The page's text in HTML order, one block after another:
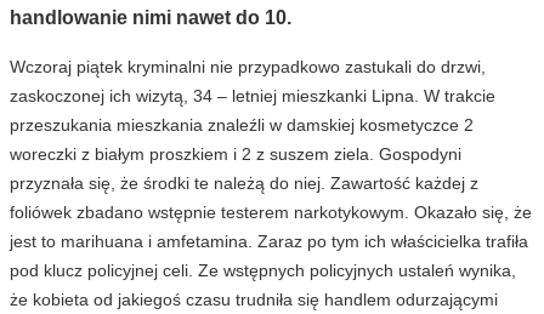
handlowanie nimi nawet do 10.
Wczoraj piątek kryminalni nie przypadkowo zastukali do drzwi,
zaskoczonej ich wizytą, 34 – letniej mieszkanki Lipna. W trakcie
przeszukania mieszkania znaleźli w damskiej kosmetyczce 2
woreczki z białym proszkiem i 2 z suszem ziela. Gospodyni
przyznała się, że środki te należą do niej. Zawartość każdej z
foliówek zbadano wstępnie testerem narkotykowym. Okazało się, że
jest to marihuana i amfetamina. Zaraz po tym ich właścicielka trafiła
pod klucz policyjnej celi. Ze wstępnych policyjnych ustaleń wynika,
że kobieta od jakiegoś czasu trudniła się handlem odurzającymi